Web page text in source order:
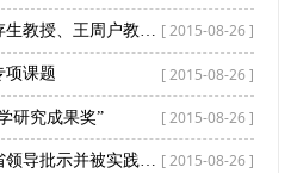
[ 2015-08-26 ]
项课题 [ 2015-08-26 ]
研究成果奖” [ 2015-08-26 ]
[ 2015-08-26 ]